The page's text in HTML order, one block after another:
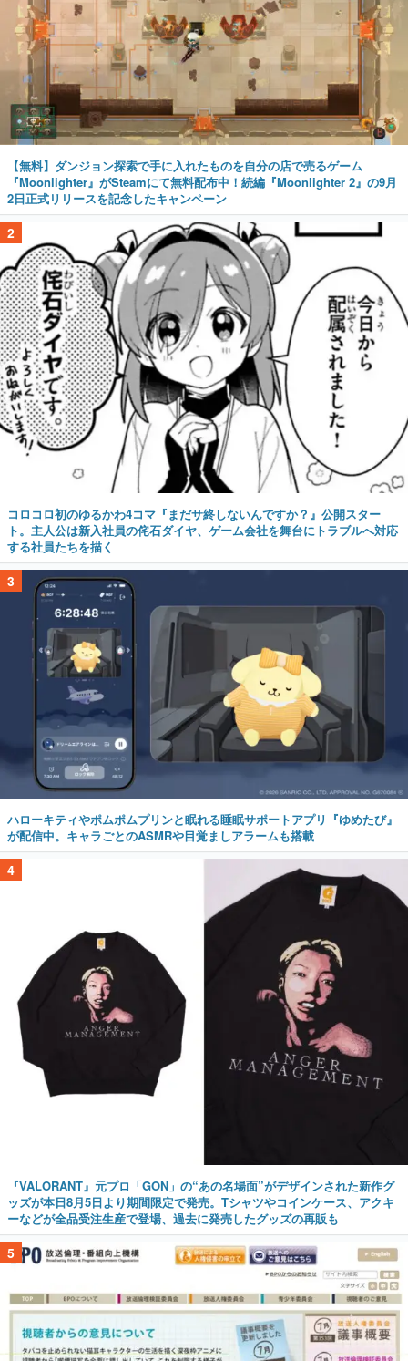
【無料】ダンジョン探索で手に入れたものを自分の店で売るゲーム
『Moonlighter』がSteamにて無料配布中！続編『Moonlighter 2』の9月
2日正式リリースを記念したキャンペーン
2
コロコロ初のゆるかわ4コマ『まだサ終しないんですか？』公開スター
ト。主人公は新入社員の侘石ダイヤ、ゲーム会社を舞台にトラブルへ対応
する社員たちを描く
3
ハローキティやポムポムプリンと眠れる睡眠サポートアプリ『ゆめたび』
が配信中。キャラごとのASMRや目覚ましアラームも搭載
4
『VALORANT』元プロ「GON」の“あの名場面”がデザインされた新作グ
ッズが本日8月5日より期間限定で発売。Tシャツやコインケース、アクキ
ーなどが全品受注生産で登場、過去に発売したグッズの再販も
5